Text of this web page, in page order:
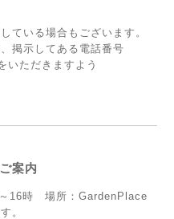
ている場合もございます。
掲示してある電話番号
いただきますよう
案内
16時 場所：GardenPlace
。